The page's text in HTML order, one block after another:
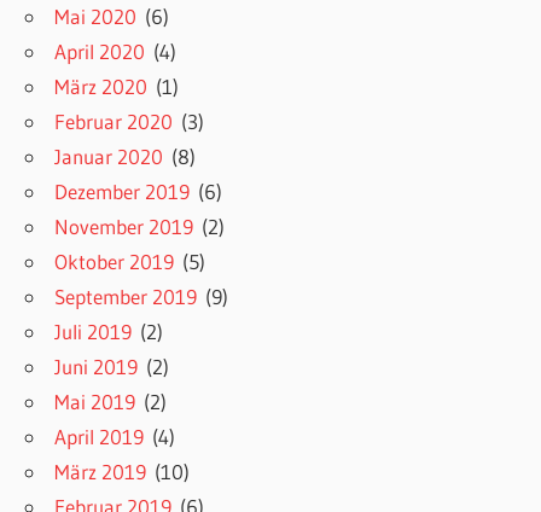
Mai 2020 (6)
April 2020 (4)
März 2020 (1)
Februar 2020 (3)
Januar 2020 (8)
Dezember 2019 (6)
November 2019 (2)
Oktober 2019 (5)
September 2019 (9)
Juli 2019 (2)
Juni 2019 (2)
Mai 2019 (2)
April 2019 (4)
März 2019 (10)
Februar 2019 (6)